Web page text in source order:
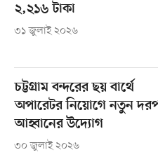
২,২১৬ টাকা
৩১ জুলাই ২০২৬
চট্টগ্রাম বন্দরের ছয় বার্থে
অপারেটর নিয়োগে নতুন
আহ্বানের উদ্যোগ
৩০ জুলাই ২০২৬